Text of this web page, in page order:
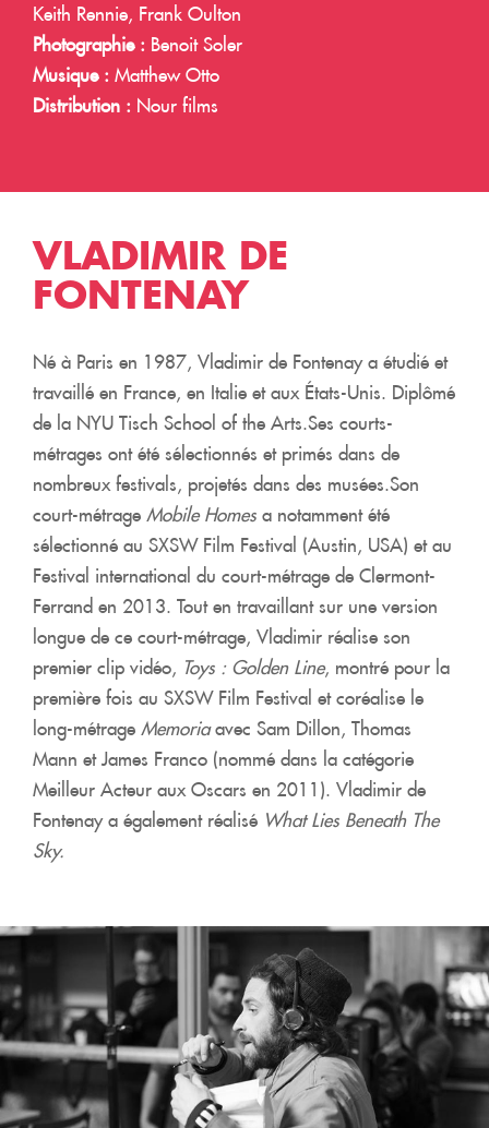
Keith Rennie, Frank Oulton
Photographie : Benoit Soler
Musique : Matthew Otto
Distribution : Nour films
VLADIMIR DE
FONTENAY
Né à Paris en 1987, Vladimir de Fontenay a étudié et
travaillé en France, en Italie et aux États-Unis. Diplômé
de la NYU Tisch School of the Arts.Ses courts-
métrages ont été sélectionnés et primés dans de
nombreux festivals, projetés dans des musées.Son
court-métrage Mobile Homes a notamment été
sélectionné au SXSW Film Festival (Austin, USA) et au
Festival international du court-métrage de Clermont-
Ferrand en 2013. Tout en travaillant sur une version
longue de ce court-métrage, Vladimir réalise son
premier clip vidéo, Toys : Golden Line, montré pour la
première fois au SXSW Film Festival et coréalise le
long-métrage Memoriaavec Sam Dillon, Thomas
Mann et James Franco (nommé dans la catégorie
Meilleur Acteur aux Oscars en 2011). Vladimir de
Fontenay a également réalisé What Lies Beneath The
Sky.